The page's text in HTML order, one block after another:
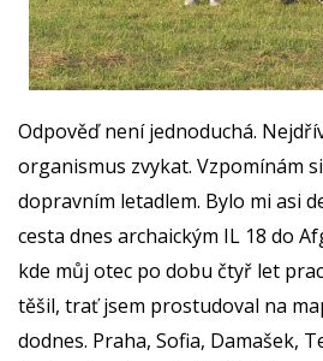
Odpověď není jednoduchá.
organismus zvykat. Vzpomínám
dopravním letadlem. Bylo mi asi
cesta dnes archaickým IL 18 do
kde můj otec po dobu čtyř let
těšil, trať jsem prostudoval na
dodnes. Praha, Sofia, Damašek,